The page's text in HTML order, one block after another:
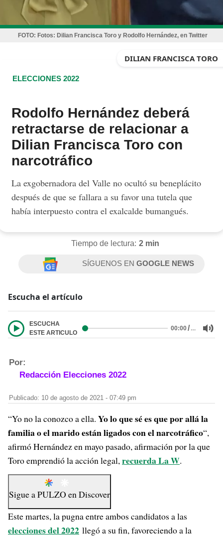
FOTO: Fotos: Dilian Francisca Toro y Rodolfo Hernández, en Twitter
DILIAN FRANCISCA TORO
ELECCIONES 2022
Rodolfo Hernández deberá
retractarse de relacionar a
Dilian Francisca Toro con
narcotráfico
La exgobernadora del Valle no ocultó su beneplácito
después de que se fallara a su favor una tutela que
había interpuesto contra el exalcalde bumangués.
Tiempo de lectura: 2 min
SÍGUENOS ENGOOGLE NEWS
Escucha el artículo
ESCUCHA
ESTE ARTICULO
00:00/…
Por:
Redacción Elecciones 2022
Publicado: 10 de agosto de 2021 - 07:49 pm
“Yo no la conozco a ella. Yo lo que sé es que por allá la
familia o el marido están ligados con el narcotráfico“,
afirmó Hernández en mayo pasado, afirmación por la que
Toro emprendió la acción legal,recuerda La W.
Sigue aPULZO enDiscover
Este martes, la pugna entre ambos candidatos a las
elecciones del 2022 llegó a su fin, favoreciendo a la